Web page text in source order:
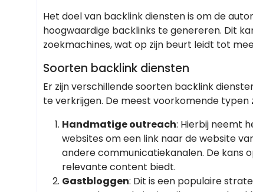
Het doel van backlink diensten is om de
hoogwaardige backlinks te genereren. Dit
zoekmachines, wat op zijn beurt leidt tot
Soorten backlink diensten
Er zijn verschillende soorten backlink
te verkrijgen. De meest voorkomende typen
Handmatige outreach: Hierbij neemt
websites om een link naar de website
andere communicatiekanalen. De kans
relevante content biedt.
Gastbloggen: Dit is een populaire